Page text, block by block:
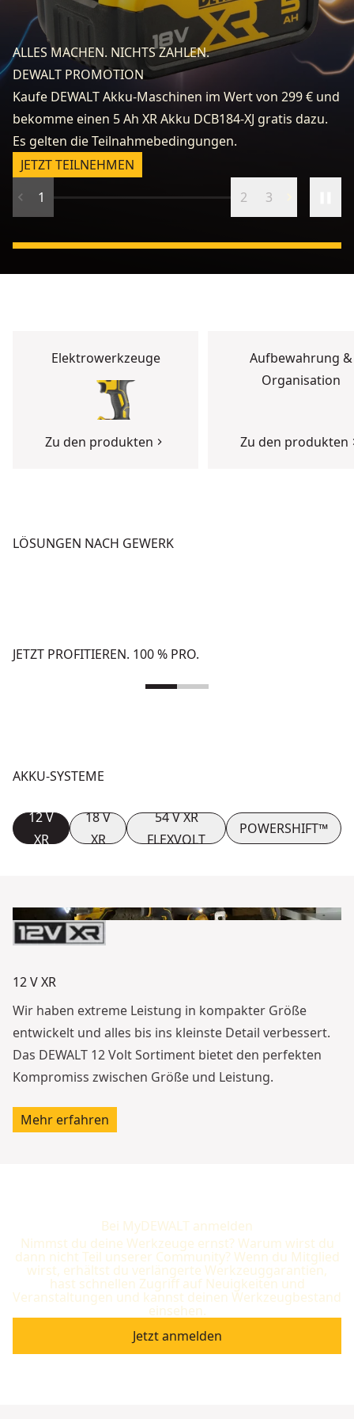
ALLES MACHEN. NICHTS ZAHLEN.
DEWALT PROMOTION
Kaufe DEWALT Akku-Maschinen im Wert von 299 € und
bekomme einen 5 Ah XR Akku DCB184-XJ gratis dazu.
Es gelten die Teilnahmebedingungen.
JETZT TEILNEHMEN
1
2 3
Elektrowerkzeuge
Zu den produkten
Aufbewahrung &
Organisation
Zu den produkten
LÖSUNGEN NACH GEWERK
JETZT PROFITIEREN. 100 % PRO.
AKKU-SYSTEME
12 V
XR
18 V
XR
54 V XR
FLEXVOLT
POWERSHIFT™
12 V XR
Wir haben extreme Leistung in kompakter Größe
entwickelt und alles bis ins kleinste Detail verbessert.
Das DEWALT 12 Volt Sortiment bietet den perfekten
Kompromiss zwischen Größe und Leistung.
Mehr erfahren
Bei MyDEWALT anmelden
Nimmst du deine Werkzeuge ernst? Warum wirst du
dann nicht Teil unserer Community? Wenn du Mitglied
wirst, erhältst du verlängerte Werkzeuggarantien,
hast schnellen Zugriff auf Neuigkeiten und
Veranstaltungen und kannst deinen Werkzeugbestand
einsehen.
Jetzt anmelden